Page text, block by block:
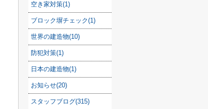
空き家対策(1)
ブロック塀チェック(1)
世界の建造物(10)
防犯対策(1)
日本の建造物(1)
お知らせ(20)
スタッフブログ(315)